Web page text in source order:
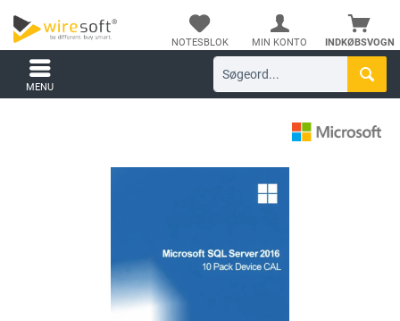
INDKØBSVOGN
NOTESBLOK MIN KONTO
MENU